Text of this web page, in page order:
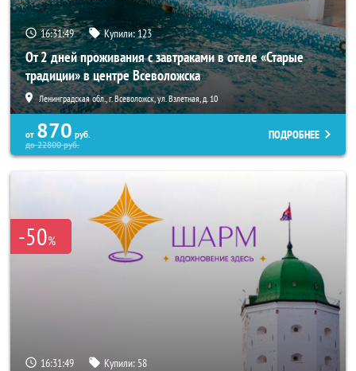
16:31:45 Купили:123
От 2 дней проживания с завтраками в отеле «Старые
традиции» в центре Всеволожска
Ленинградская обл., г. Всеволожск, ул. Взлетная, д. 10
от 870 руб.
до22800руб.
ПОДРОБНЕЕ
-50%
16:31:45 Купили: 58